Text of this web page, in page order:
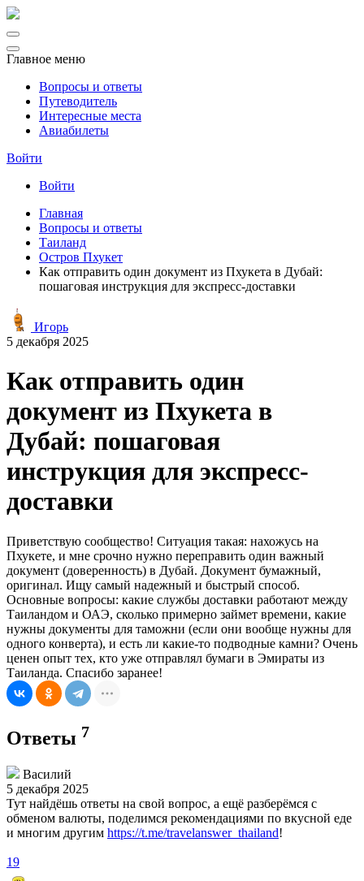
Главное меню
Вопросы и ответы
Путеводитель
Интересные места
Авиабилеты
Войти
Войти
Главная
Вопросы и ответы
Таиланд
Остров Пхукет
Как отправить один документ из Пхукета в Дубай:
пошаговая инструкция для экспресс-доставки
Игорь
5 декабря 2025
Как отправить один
документ из Пхукета в
Дубай: пошаговая
инструкция для экспресс-
доставки
Приветствую сообщество! Ситуация такая: нахожусь на
Пхукете, и мне срочно нужно переправить один важный
документ (доверенность) в Дубай. Документ бумажный,
оригинал. Ищу самый надежный и быстрый способ.
Основные вопросы: какие службы доставки работают между
Таиландом и ОАЭ, сколько примерно займет времени, какие
нужны документы для таможни (если они вообще нужны для
одного конверта), и есть ли какие-то подводные камни? Очень
ценен опыт тех, кто уже отправлял бумаги в Эмираты из
Таиланда. Спасибо заранее!
Ответы 7
Василий
5 декабря 2025
Тут найдёшь ответы на свой вопрос, а ещё разберёмся с
обменом валюты, поделимся рекомендациями по вкусной еде
и многим другим https://t.me/travelanswer_thailand!
19